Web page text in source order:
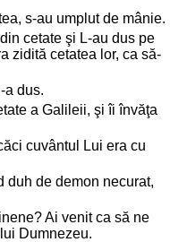
s-au umplut de mânie.
cetate şi L-au dus pe
zidită cetatea lor, ca să-
a dus.
a Galileii, şi îi învăţa
cuvântul Lui era cu
duh de demon necurat,
Ai venit ca să ne
Dumnezeu.